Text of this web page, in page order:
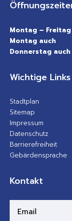
Montag – Freitag
Montag auch
Donnerstag auch
Wichtige Links
Stadtplan
Sitemap
Impressum
Datenschutz
Barrierefreiheit
Gebärdensprache
Kontakt